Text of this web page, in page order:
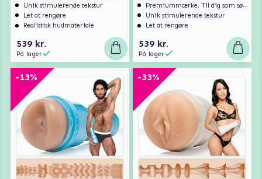
Unik stimulerende tekstur
Let at rengøre
Realistisk hudmateriale
539 kr.
På lager
Premiummærke. Til dig som søger ekstra høj kvalitet.
Unik stimulerende tekstur
Let at rengøre
539 kr.
På lager
-13% -33%